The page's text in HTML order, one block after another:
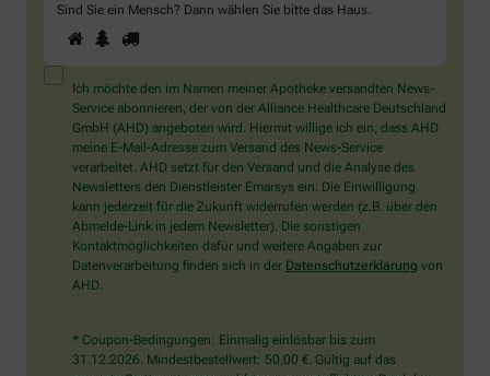
Sind Sie ein Mensch? Dann wählen Sie bitte das Haus
Sie
ein
Mensch?
Dann
wählen
Sie
bitte
das
Haus.
1 2
Ich möchte den im Namen meiner Apotheke versandten News-
Service abonnieren, der von der Alliance Healthcare Deutschland
GmbH (AHD) angeboten wird. Hiermit willige ich ein, dass AHD
meine E-Mail-Adresse zum Versand des News-Service
verarbeitet. AHD setzt für den Versand und die Analyse des
Newsletters den Dienstleister Emarsys ein. Die Einwilligung
kann jederzeit für die Zukunft widerrufen werden (z.B. über den
Abmelde-Link in jedem Newsletter). Die sonstigen
Kontaktmöglichkeiten dafür und weitere Angaben zur
Datenverarbeitung finden sich in der Datenschutzerklärung von
AHD.
* Coupon-Bedingungen: Einmalig einlösbar bis zum
31.12.2026. Mindestbestellwert: 50,00 €. Gültig auf das